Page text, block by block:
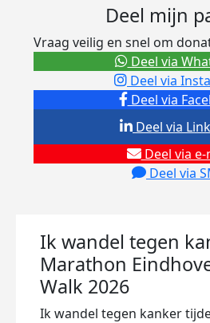
Deel mijn
Vraag veilig en snel om
Deel via
Deel via
Deel via e-
Deel via
Deel via
Deel via
Ik wandel tegen
Marathon
Walk 2026
Ik wandel tegen kanker